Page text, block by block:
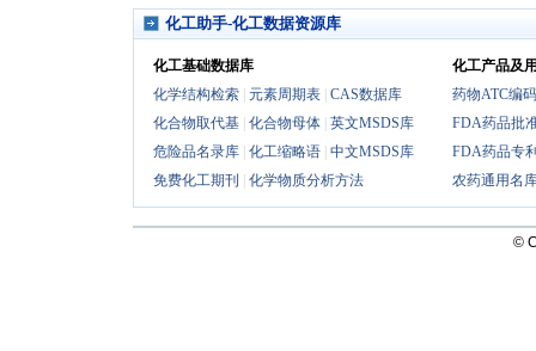
化工助手-化工数据资源库
化工基础数据库
化学结构检索 元素周期表 CAS数据库
化合物取代基 化合物母体 英文MSDS库
危险品名录库 化工缩略语 中文MSDS库
免费化工期刊
化学物质分析方法
化工产品及
药物ATC编码
FDA药品批
FDA药品专
农药通用名
©